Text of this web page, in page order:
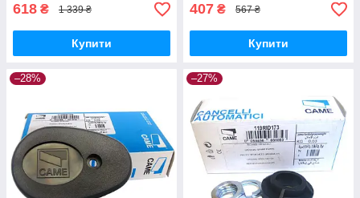
618 ₴ 1 339 ₴
Купити
407 ₴ 567 ₴
Купити
–28% –27%